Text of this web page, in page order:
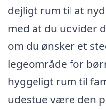
dejligt rum til at
med at du udvider
om du ønsker et
legeområde for
hyggeligt rum til
udestue være den